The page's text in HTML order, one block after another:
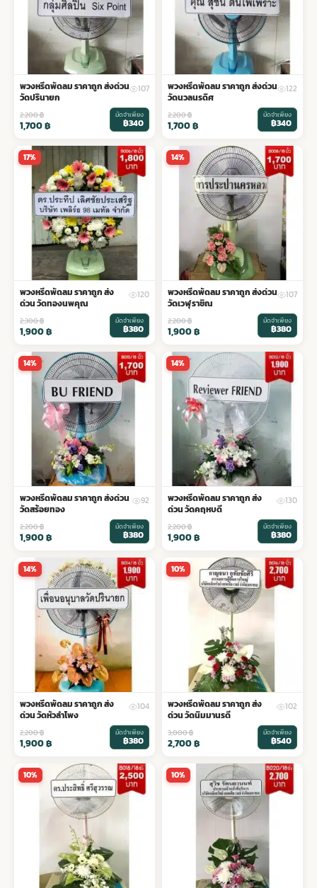
tpdecorate ปูพื้น
พวงหรีดพัดลม ราคาถูก ส่งด่วน
วัดปรินายก
107
2,200฿
1,700฿
มัดจำเพียง
฿340
พวงหรีดพัดลม ราคาถูก ส่งด่วน
วัดนวลนรดิศ
122
2,200฿
1,700฿
มัดจำเพียง
฿340
17%
พวงหรีดพัดลม ราคาถูก ส่ง
ด่วน วัดทองนพคุณ
120
2,300฿
1,900฿
มัดจำเพียง
฿380
14%
พวงหรีดพัดลม ราคาถูก ส่งด่วน
วัดเวฬุราชิณ
107
2,200฿
1,900฿
มัดจำเพียง
฿380
14%
พวงหรีดพัดลม ราคาถูก ส่งด่วน
วัดสร้อยทอง
92
2,200฿
1,900฿
มัดจำเพียง
฿380
14%
พวงหรีดพัดลม ราคาถูก ส่ง
ด่วน วัดคฤหบดี
130
2,200฿
1,900฿
มัดจำเพียง
฿380
14%
พวงหรีดพัดลม ราคาถูก ส่ง
ด่วน วัดหัวลำโพง
104
2,200฿
1,900฿
มัดจำเพียง
฿380
10%
พวงหรีดพัดลม ราคาถูก ส่ง
ด่วน วัดนิมมานรดี
102
3,000฿
2,700฿
มัดจำเพียง
฿540
10% 10%